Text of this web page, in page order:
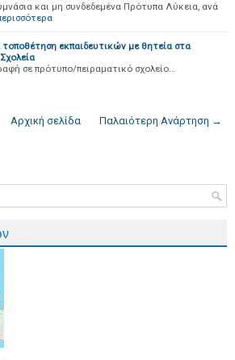
και μη συνδεδεμένα Πρότυπα Λύκεια, ανά
τοποθέτηση εκπαιδευτικών με θητεία στα
σε πρότυπο/πειραματικό σχολείο…
Παλαιότερη Ανάρτηση →
Αρχική σελίδα